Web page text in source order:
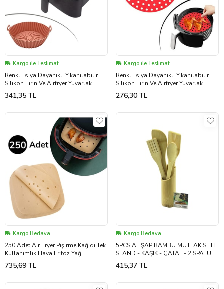
Kargo ile Teslimat
Renkli Isıya Dayanıklı Yıkanılabilir
Silikon Fırın Ve Airfryer Yuvarlak
Model Pişirme Matı 20 Cm (5343)
341,35 TL
Kargo ile Teslimat
Renkli Isıya Dayanıklı Yıkanılabilir
Silikon Fırın Ve Airfryer Yuvarlak
Pişirme Matı 20 Cm (5343)
276,30 TL
Kargo Bedava
250 Adet Air Fryer Pişirme Kağıdı Tek
Kullanımlık Hava Fritöz Yağ
Geçirmez Yapışmaz Gıda Pişirme
Kağıdı Delikli Kare Model (5343)
735,69 TL
Kargo Bedava
5PCS AHŞAP BAMBU MUTFAK SETİ
STAND - KAŞIK - ÇATAL - 2 SPATULA
FİLELİ (5343)
415,37 TL